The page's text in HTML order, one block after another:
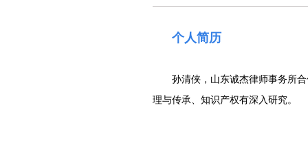
个人简历
孙清侠，山东诚杰律师事务所
理与传承、知识产权有深入研究。